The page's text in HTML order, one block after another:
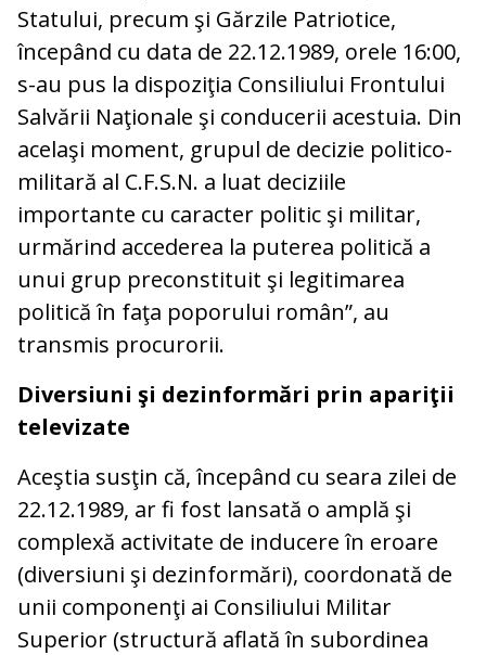
Statului, precum şi Gărzile Patriotice,
începând cu data de 22.12.1989, orele 16:00,
s-au pus la dispoziţia Consiliului Frontului
Salvării Naţionale şi conducerii acestuia. Din
acelaşi moment, grupul de decizie politico-
militară al C.F.S.N. a luat deciziile
importante cu caracter politic şi militar,
urmărind accederea la puterea politică a
unui grup preconstituit şi legitimarea
politică în faţa poporului român”, au
transmis procurorii.
Diversiuni şi dezinformări prin apariţii
televizate
Aceştia susţin că, începând cu seara zilei de
22.12.1989, ar fi fost lansată o amplă şi
complexă activitate de inducere în eroare
(diversiuni şi dezinformări), coordonată de
unii componenţi ai Consiliului Militar
Superior (structură aflată în subordinea